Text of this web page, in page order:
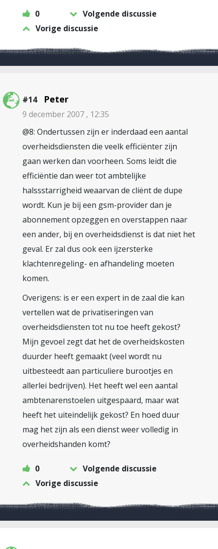
0
Volgende discussie
Vorige discussie
#14 Peter
9 december 2007 , 12:35
@8: Ondertussen zijn er inderdaad een aantal
overheidsdiensten die veelk efficiënter zijn
gaan werken dan voorheen. Soms leidt die
efficiëntie dan weer tot ambtelijke
halssstarrigheid weaarvan de cliënt de dupe
wordt. Kun je bij een gsm-provider dan je
abonnement opzeggen en overstappen naar
een ander, bij en overheidsdienst is dat niet het
geval. Er zal dus ook een ijzersterke
klachtenregeling- en afhandeling moeten
komen.
Overigens: is er een expert in de zaal die kan
vertellen wat de privatiseringen van
overheidsdiensten tot nu toe heeft gekost?
Mijn gevoel zegt dat het de overheidskosten
duurder heeft gemaakt (veel wordt nu
uitbesteedt aan particuliere burootjes en
allerlei bedrijven). Het heeft wel een aantal
ambtenarenstoelen uitgespaard, maar wat
heeft het uiteindelijk gekost? En hoed duur
mag het zijn als een dienst weer volledig in
overheidshanden komt?
0
Volgende discussie
Vorige discussie